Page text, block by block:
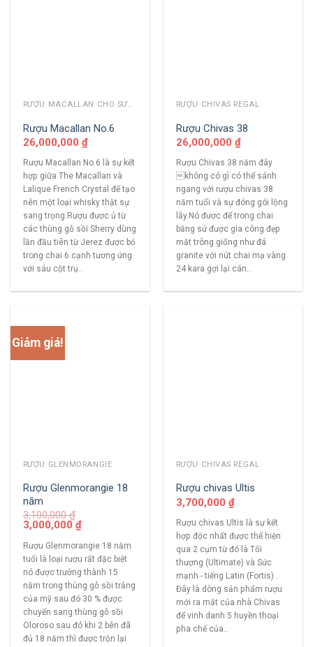
RƯỢU MACALLAN CHO SƯU TẦM
Rượu Macallan No.6
26,000,000 ₫
Rượu Macallan No.6 là sự kết
hợp giữa The Macallan và
Lalique French Crystal để tạo
nên một loại whisky thật sự
sang trọng.Rượu được ủ từ
các thùng gỗ sồi Sherry dùng
lần đầu tiên từ Jerez được bỏ
trong chai 6 cạnh tương ứng
với sáu cột trụ..
RƯỢU CHIVAS REGAL
Rượu Chivas 38
26,000,000 ₫
Rượu Chivas 38 năm đây
không có gì có thể sánh
ngang với rượu chivas 38
năm tuổi và sự đóng gói lộng
lẫy.Nó được để trong chai
bằng sứ được gia công đẹp
mắt trông giống như đá
granite với nút chai mạ vàng
24 kara gợi lại cán..
Giảm giá!
RƯỢU GLENMORANGIE
Rượu Glenmorangie 18
năm
3,100,000₫
3,000,000 ₫
Rượu Glenmorangie 18 năm
tuổi là loại rượu rất đặc biệt
nó được trưởng thành 15
năm trong thùng gỗ sồi trắng
của mỹ sau đó 30 % được
chuyển sang thùng gỗ sồi
Oloroso sau đó khi 2 bên đã
đủ 18 năm thì được trộn lại
RƯỢU CHIVAS REGAL
Rượu chivas Ultis
3,700,000 ₫
Rượu chivas Ultis là sự kết
hợp độc nhất được thể hiện
qua 2 cụm từ đó là Tối
thượng (Ultimate) và Sức
mạnh - tiếng Latin (Fortis) .
Đây là dòng sản phẩm rượu
mới ra mắt của nhà Chivas
để vinh danh 5 huyền thoại
pha chế của..